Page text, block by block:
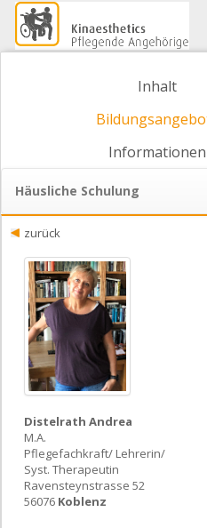
Inhalt
Informationen
Häusliche Schulung
zurück
Distelrath Andrea
M.A.
Pflegefachkraft/ Lehrerin/
Syst. Therapeutin
Ravensteynstrasse 52
56076 Koblenz